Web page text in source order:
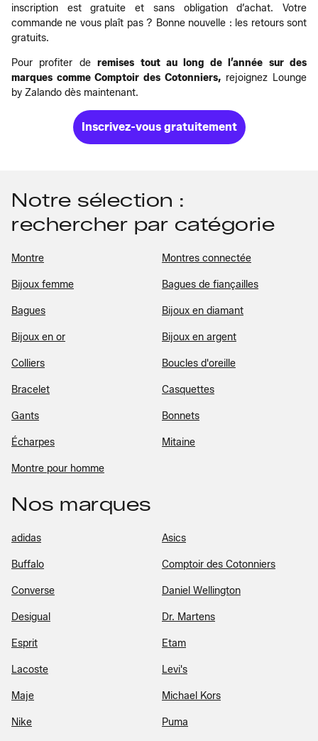
inscription est gratuite et sans obligation d’achat. Votre
commande ne vous plaît pas ? Bonne nouvelle : les retours sont
gratuits.
Pour profiter deremises tout au long de l’année sur des
marques comme Comptoir des Cotonniers, rejoignez Lounge
by Zalando dès maintenant.
Inscrivez-vous gratuitement
Notre sélection :
rechercher par catégorie
Montre Montres connectée
Bijoux femme Bagues de fiançailles
Bagues Bijoux en diamant
Bijoux en or Bijoux en argent
Colliers Boucles d'oreille
Bracelet Casquettes
Gants Bonnets
Écharpes Mitaine
Montre pour homme
Nos marques
adidas Asics
Buffalo Comptoir des Cotonniers
Converse Daniel Wellington
Desigual Dr. Martens
Esprit Etam
Lacoste Levi's
Maje Michael Kors
Nike Puma